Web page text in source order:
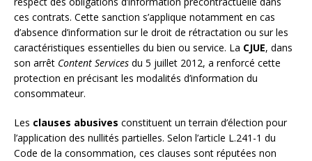
ces contrats. Cette sanction s’applique notamment en cas
d’absence d’information sur le droit de rétractation ou sur les
caractéristiques essentielles du bien ou service. La CJUE, dans
son arrêt Content Services du 5 juillet 2012, a renforcé cette
protection en précisant les modalités d’information du
consommateur.
Les clauses abusives constituent un terrain d’élection pour
l’application des nullités partielles. Selon l’article L.241-1 du
Code de la consommation, ces clauses sont réputées non